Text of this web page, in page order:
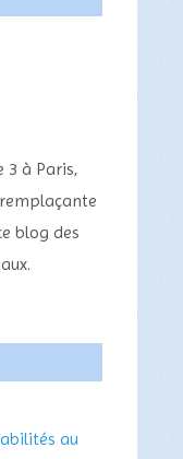
3 à Paris,
blog des
au